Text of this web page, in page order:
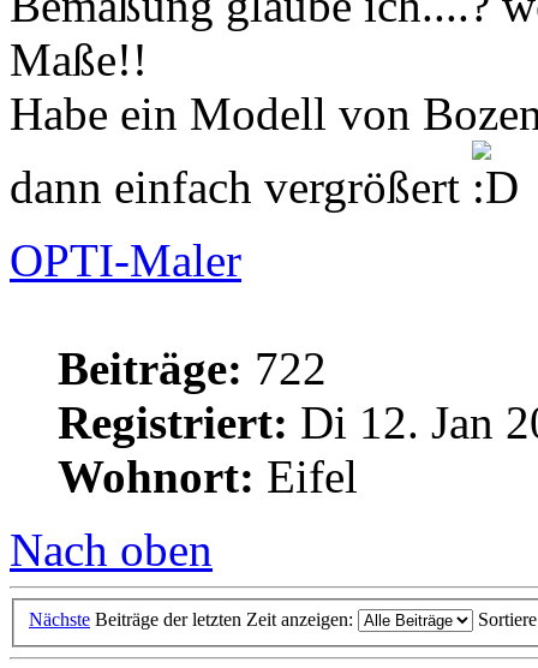
Maße!!
Habe ein Modell von
dann einfach vergrößert
OPTI-Maler
Beiträge: 722
Registriert: Di 12. Jan
Wohnort: Eifel
Nach oben
Nächste Beiträge der letzten Zeit anzeigen: